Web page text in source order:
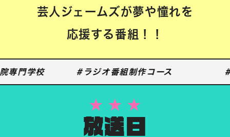
芸人ジェームズが夢や憧れを
応援する番組！！
専門学校 #ラジオ番組制作コース
放送日